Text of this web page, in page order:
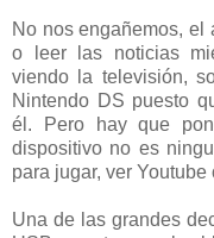
No nos engañemos, el
o leer las noticias
viendo la televisión,
Nintendo DS puesto
él. Pero hay que
dispositivo no es
para jugar, ver
Una de las grandes